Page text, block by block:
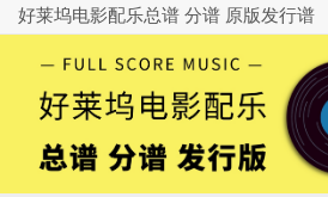
好莱坞电影配乐总谱 分谱 原版发行谱